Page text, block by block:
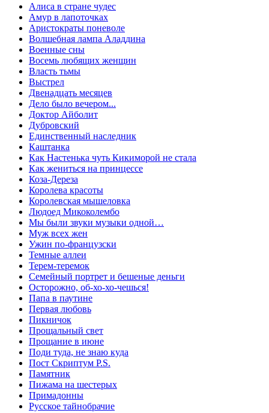
Алиса в стране чудес
Амур в лапоточках
Аристократы поневоле
Волшебная лампа Аладдина
Военные сны
Восемь любящих женщин
Власть тьмы
Выстрел
Двенадцать месяцев
Дело было вечером...
Доктор Айболит
Дубровский
Единственный наследник
Каштанка
Как Настенька чуть Кикиморой не стала
Как жениться на принцессе
Коза-Дереза
Королева красоты
Королевская мышеловка
Людоед Микоколембо
Мы были звуки музыки одной…
Муж всех жен
Ужин по-французски
Темные аллеи
Терем-теремок
Семейный портрет и бешеные деньги
Осторожно, об-хо-хо-чешься!
Папа в паутине
Первая любовь
Пикничок
Прощальный свет
Прощание в июне
Поди туда, не знаю куда
Пост Скриптум P.S.
Памятник
Пижама на шестерых
Примадонны
Русское тайнобрачие